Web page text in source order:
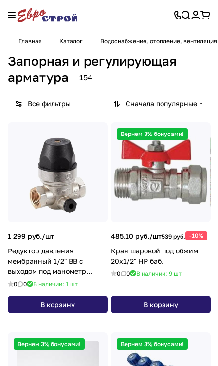
Главная Каталог Водоснабжение, отопление, вентиляция
Запорная и регулирующая
арматура
154
Все фильтры Сначала популярные
1 299 руб./шт
Редуктор давления
мембранный 1/2" ВВ с
выходом под манометр
ZEGOR QS-3432
0 0 В наличии: 1 шт
В корзину
Вернем 3% бонусами!
485.10 руб./шт539 руб. -10%
Кран шаровой под обжим
20х1/2" НР баб.
0 0 В наличии: 9 шт
В корзину
Вернем 3% бонусами! Вернем 3% бонусами!